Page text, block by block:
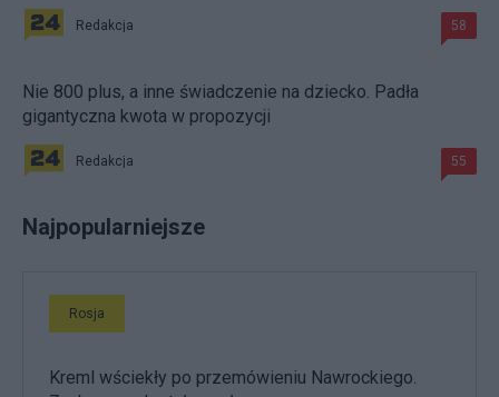
Redakcja 58
Nie 800 plus, a inne świadczenie na dziecko. Padła
gigantyczna kwota w propozycji
Redakcja 55
Najpopularniejsze
Rosja
Kreml wściekły po przemówieniu Nawrockiego.